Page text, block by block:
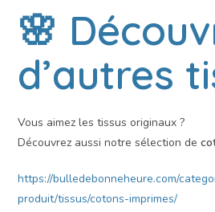
🌸
d’autres
Vous aimez les tissus originaux ?
Découvrez aussi notre sélection de
https://bulledebonneheure.com/
produit/tissus/cotons-imprimes/